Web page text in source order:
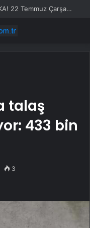
İstanbul’da trafik var mı? SON DAKİKA! 22 Temmuz Çarşamba hangi ilçelerde trafik var, hangi yollar kapalı?
talaş
433 bin
3